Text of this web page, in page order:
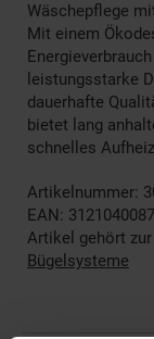
Wäschepflege
Mit einem
leistungsstarke
dauerhafte
bietet lang
schnelles
Artikelnummer:
EAN:
Artikel gehört
Bügelsysteme